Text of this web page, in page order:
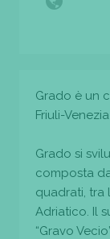
Grado è un
Friuli-
Grado si
composta
quadrati, tra
Adriatico. Il
“Gravo